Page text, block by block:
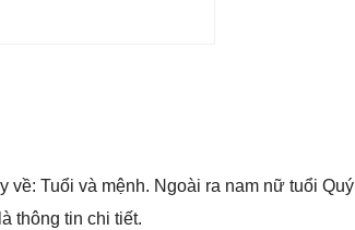
Tuổi và mệnh. Ngoài ra nam nữ tuổi Quý
thông tin chi tiết.